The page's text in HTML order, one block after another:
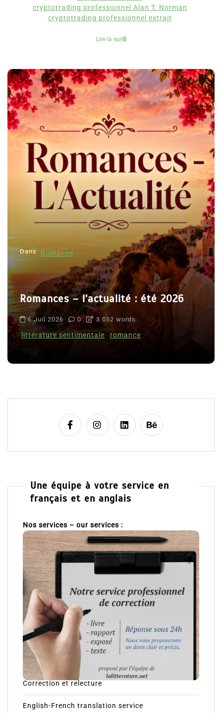
cryptotrading professionnel Alan T. Norman
cryptotrading professionnel extrait
Lire la suite
Dans Romance
Romances – l’actualité : été 2026
6 Juil 2026 0 3 052 words
littérature sentimentale romance
Une équipe à votre service en
français et en anglais
Nos services – our services :
Correction et relecture
English-French translation service